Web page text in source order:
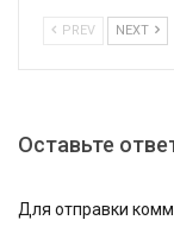
PREV NEXT
Оставьте
Для отправки